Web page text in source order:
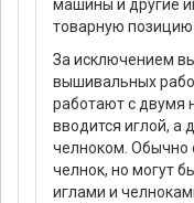
машины и другие
товарную позицию
За исключением
вышивальных
работают с двумя
вводится иглой, а
челноком. Обычно
челнок, но могут
иглами и